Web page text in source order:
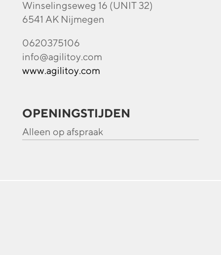
Winselingseweg 16 (UNIT 32)
6541 AK Nijmegen
0620375106
info@agilitoy.com
www.agilitoy.com
OPENINGSTIJDEN
Alleen op afspraak